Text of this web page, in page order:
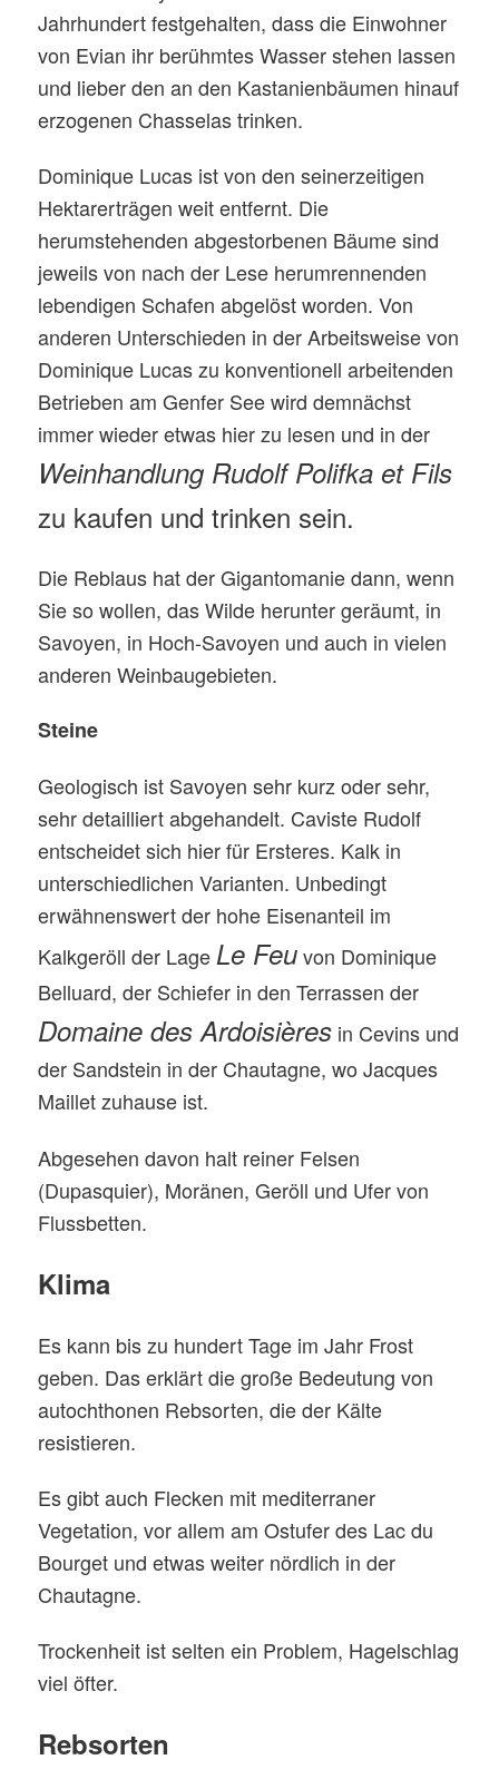
Jahrhundert festgehalten, dass die Einwohner
von Evian ihr berühmtes Wasser stehen lassen
und lieber den an den Kastanienbäumen hinauf
erzogenen Chasselas trinken.
Dominique Lucas ist von den seinerzeitigen
Hektarerträgen weit entfernt. Die
herumstehenden abgestorbenen Bäume sind
jeweils von nach der Lese herumrennenden
lebendigen Schafen abgelöst worden. Von
anderen Unterschieden in der Arbeitsweise von
Dominique Lucas zu konventionell arbeitenden
Betrieben am Genfer See wird demnächst
immer wieder etwas hier zu lesen und in der
Weinhandlung Rudolf Polifka et Fils
zu kaufen und trinken sein.
Die Reblaus hat der Gigantomanie dann, wenn
Sie so wollen, das Wilde herunter geräumt, in
Savoyen, in Hoch-Savoyen und auch in vielen
anderen Weinbaugebieten.
Steine
Geologisch ist Savoyen sehr kurz oder sehr,
sehr detailliert abgehandelt. Caviste Rudolf
entscheidet sich hier für Ersteres. Kalk in
unterschiedlichen Varianten. Unbedingt
erwähnenswert der hohe Eisenanteil im
Kalkgeröllder LageLe Feuvon Dominique
Belluard, der Schiefer in den Terrassen der
Domaine des Ardoisières in Cevins und
der Sandstein in der Chautagne, wo Jacques
Maillet zuhause ist.
Abgesehen davon halt reiner Felsen
(Dupasquier), Moränen, Geröll und Ufer von
Flussbetten.
Klima
Es kann bis zu hundert Tage im Jahr Frost
geben. Das erklärt die große Bedeutung von
autochthonen Rebsorten, die der Kälte
resistieren.
Es gibt auch Flecken mit mediterraner
Vegetation, vor allem am Ostufer des Lac du
Bourget und etwas weiter nördlich in der
Chautagne.
Trockenheit ist selten ein Problem, Hagelschlag
viel öfter.
Rebsorten